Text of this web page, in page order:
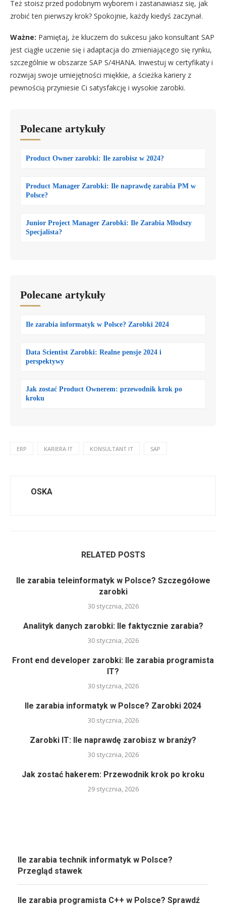
Też stoisz przed podobnym wyborem i zastanawiasz się, jak
zrobić ten pierwszy krok? Spokojnie, każdy kiedyś zaczynał.
Ważne: Pamiętaj, że kluczem do sukcesu jako konsultant SAP
jest ciągłe uczenie się i adaptacja do zmieniającego się rynku,
szczególnie w obszarze SAP S/4HANA. Inwestuj w certyfikaty i
rozwijaj swoje umiejętności miękkie, a ścieżka kariery z
pewnością przyniesie Ci satysfakcję i wysokie zarobki.
Polecane artykuły
Product Owner zarobki: Ile zarobisz w 2024?
Product Manager Zarobki: Ile naprawdę zarabia PM w
Polsce?
Junior Project Manager Zarobki: Ile Zarabia Młodszy
Specjalista?
Polecane artykuły
Ile zarabia informatyk w Polsce? Zarobki 2024
Data Scientist Zarobki: Realne pensje 2024 i
perspektywy
Jak zostać Product Ownerem: przewodnik krok po
kroku
ERP KARIERA IT KONSULTANT IT SAP
OSKA
RELATED POSTS
Ile zarabia teleinformatyk w Polsce? Szczegółowe
zarobki
30 stycznia, 2026
Analityk danych zarobki: Ile faktycznie zarabia?
30 stycznia, 2026
Front end developer zarobki: Ile zarabia programista
IT?
30 stycznia, 2026
Ile zarabia informatyk w Polsce? Zarobki 2024
30 stycznia, 2026
Zarobki IT: Ile naprawdę zarobisz w branży?
30 stycznia, 2026
Jak zostać hakerem: Przewodnik krok po kroku
29 stycznia, 2026
Ile zarabia technik informatyk w Polsce?
Przegląd stawek
Ile zarabia programista C++ w Polsce? Sprawdź